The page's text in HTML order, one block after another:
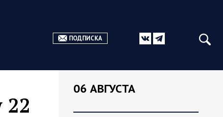
ПОДПИСКА
22
06 АВГУСТА